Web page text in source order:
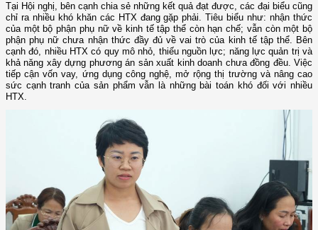
Tại Hội nghị, bên cạnh chia sẻ những kết quả đạt được, các đại biểu cũng
chỉ ra nhiều khó khăn các HTX đang gặp phải. Tiêu biểu như: nhận thức
của một bộ phận phụ nữ về kinh tế tập thể còn hạn chế; vẫn còn một bộ
phận phụ nữ chưa nhận thức đầy đủ về vai trò của kinh tế tập thể. Bên
cạnh đó, nhiều HTX có quy mô nhỏ, thiếu nguồn lực; năng lực quản trị và
khả năng xây dựng phương án sản xuất kinh doanh chưa đồng đều. Việc
tiếp cận vốn vay, ứng dụng công nghệ, mở rộng thị trường và nâng cao
sức cạnh tranh của sản phẩm vẫn là những bài toán khó đối với nhiều
HTX.